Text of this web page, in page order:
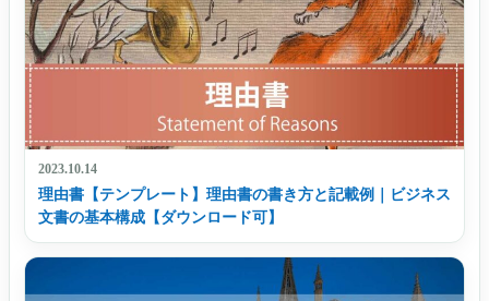
2023.10.14
理由書【テンプレート】理由書の書き方と記載例｜ビジネス
文書の基本構成【ダウンロード可】